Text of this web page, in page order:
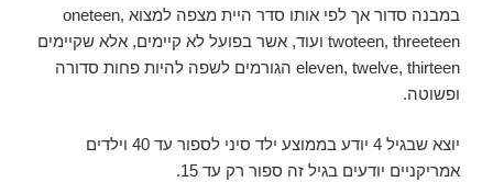
במבנה סדור אך לפי אותו סדר היית מצפה למצוא oneteen,
twoteen, threeteen ועוד, אשר בפועל לא קיימים, אלא שקיימים
eleven, twelve, thirteen הגורמים לשפה להיות פחות סדורה
ופשוטה.
יוצא שבגיל 4 יודע בממוצע ילד סיני לספור עד 40 וילדים
אמריקניים יודעים בגיל זה ספור רק עד 15.